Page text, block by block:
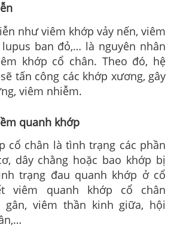
như viêm khớp vảy nến, viêm
ban đỏ,… là nguyên nhân
khớp cổ chân. Theo đó, hệ
tấn công các khớp xương, gây
viêm nhiễm.
quanh khớp
cổ chân là tình trạng các phần
dây chằng hoặc bao khớp bị
trạng đau quanh khớp ở cổ
viêm quanh khớp cổ chân
viêm thần kinh giữa, hội